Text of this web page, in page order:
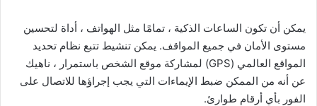
يمكن أن تكون الساعات الذكية ، تمامًا مثل الهواتف ، أداة لتحسين
مستوى الأمان في جميع المواقف. يمكن تنشيط تتبع نظام تحديد
المواقع العالمي (GPS) لمشاركة موقع الشخص باستمرار ، ناهيك
عن أنه من الممكن ضبط الإيماءات التي يجب إجراؤها للاتصال على
الفور بأي أرقام طوارئ.